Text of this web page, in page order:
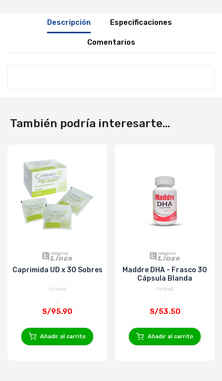
Descripción Especificaciones
Comentarios
También podría interesarte...
Caprimida UD x 30 Sobres
Unidad
S/95.90
Añadir al carrito
Maddre DHA - Frasco 30
Cápsula Blanda
Unidad
S/53.50
Añadir al carrito